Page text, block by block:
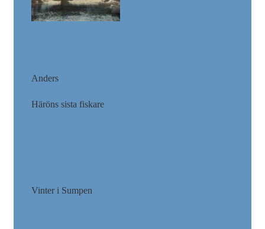
Anders
Häröns sista fiskare
Vinter i Sumpen